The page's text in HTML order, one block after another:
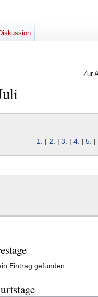
Zur
1. | 2. | 3. | 4. | 5. |
Eintrag gefunden